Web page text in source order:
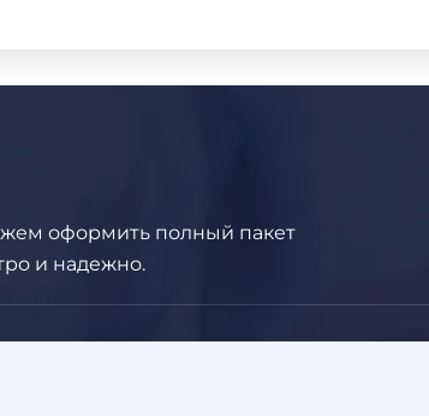
оформить полный пакет
и надежно.